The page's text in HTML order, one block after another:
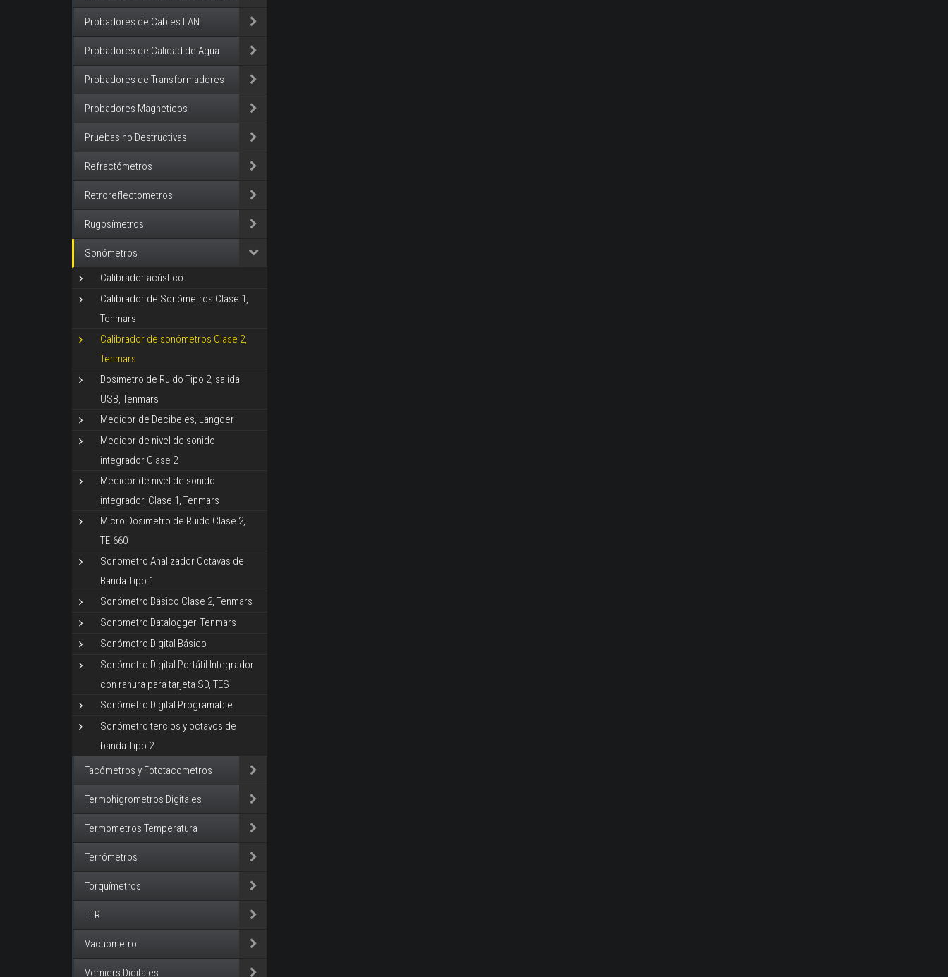
Probadores de Cables LAN
Probadores de Calidad de Agua
Probadores de Transformadores
Probadores Magneticos
Pruebas no Destructivas
Refractómetros
Retroreflectometros
Rugosímetros
Sonómetros
Calibrador acústico
Calibrador de Sonómetros Clase 1,
Tenmars
Calibrador de sonómetros Clase 2,
Tenmars
Dosímetro de Ruido Tipo 2, salida
USB, Tenmars
Medidor de Decibeles, Langder
Medidor de nivel de sonido
integrador Clase 2
Medidor de nivel de sonido
integrador, Clase 1, Tenmars
Micro Dosimetro de Ruido Clase 2,
TE-660
Sonometro Analizador Octavas de
Banda Tipo 1
Sonómetro Básico Clase 2, Tenmars
Sonometro Datalogger, Tenmars
Sonómetro Digital Básico
Sonómetro Digital Portátil Integrador
con ranura para tarjeta SD, TES
Sonómetro Digital Programable
Sonómetro tercios y octavos de
banda Tipo 2
Tacómetros y Fototacometros
Termohigrometros Digitales
Termometros Temperatura
Terrómetros
Torquímetros
TTR
Vacuometro
Verniers Digitales